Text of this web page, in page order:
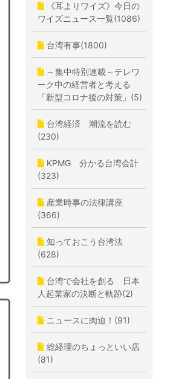
《耳よりワイズ》今日の
ワイズニュース一覧(1086)
台湾有事(1800)
～集中特別連載～テレワ
ーク中の経営者と考える
「新型コロナ後の対策」(5)
台湾経済 潮流を読む
(230)
KPMG 分かる台湾会計
(323)
産業時事の法律講座
(366)
知っておこう台湾法
(628)
台湾で会社を創る 日本
人起業家の決断と軌跡(2)
ニュースに肉迫！(91)
総経理のちょっといい店
(81)